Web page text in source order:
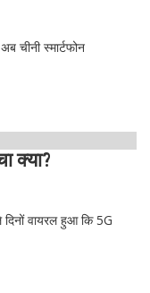
चीनी स्मार्टफोन
टेक्नॉलॉजी
क्या?
वायरल हुआ कि 5G